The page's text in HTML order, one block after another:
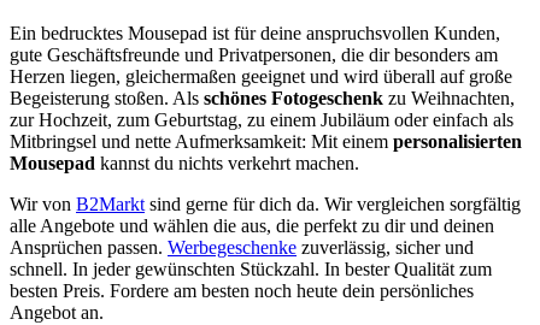
Ein bedrucktes Mousepad ist für deine anspruchsvollen Kunden,
gute Geschäftsfreunde und Privatpersonen, die dir besonders am
Herzen liegen, gleichermaßen geeignet und wird überall auf große
Begeisterung stoßen. Als schönes Fotogeschenk zu Weihnachten,
zur Hochzeit, zum Geburtstag, zu einem Jubiläum oder einfach als
Mitbringsel und nette Aufmerksamkeit: Mit einem personalisierten
Mousepad kannst du nichts verkehrt machen.
Wir von B2Markt sind gerne für dich da. Wir vergleichen sorgfältig
alle Angebote und wählen die aus, die perfekt zu dir und deinen
Ansprüchen passen. Werbegeschenke zuverlässig, sicher und
schnell. In jeder gewünschten Stückzahl. In bester Qualität zum
besten Preis. Fordere am besten noch heute dein persönliches
Angebot an.